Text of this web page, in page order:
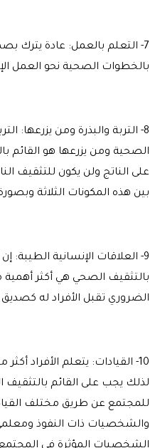
7- التعلم بالعمل: عادة يترك
بالخطوات الصحية نحو العمل
8- التربة والبذرة ومن يزرعها:
الصحية ومن يزرعها هو القائم
على الناتج ولن يكون للتثقيف
بين هذه المكونات الثلاثة
9- العلاقات الإنسانية
بالتثقيف الصحي هي أكثر أهمية
الضروري تقبل الأفراد له كصديق
10- القيادات: يتعلم الأفراد
لذلك يجب على القائم
للمجتمع عن طريق مختلف
والشخصيات ذات النفوذ
الشخصيات المؤثرة في